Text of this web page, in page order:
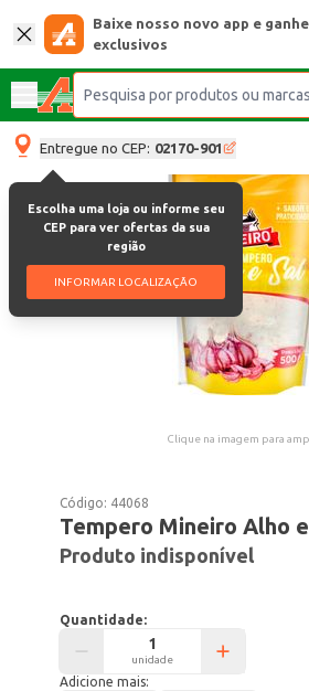
Baixe nosso novo app e
exclusivos
Entregue no CEP: 02170-901
Escolha uma loja ou informe seu
CEP para ver ofertas da sua
região
INFORMAR LOCALIZAÇÃO
Clique na imagem para
Código: 44068
Tempero Mineiro Alho
Produto indisponível
Quantidade:
unidade
Adicione mais: